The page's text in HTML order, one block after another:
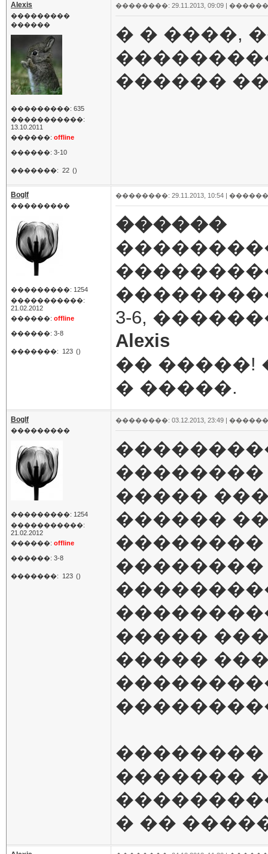
Alexis
���������
������
���������: 635
�����������:
13.10.2011
������: offline
������: 3-10
�������: 22 ()
��������: 29.11.2013, 09:09 |
� � ����,
������
Boglf
���������
���������: 1254
�����������:
21.02.2012
������: offline
������: 3-8
�������: 123 ()
��������: 29.11.2013, 10:54 |
������
3-6,
Alexis
�� �����!
� �����.
Boglf
���������
���������: 1254
�����������:
21.02.2012
������: offline
������: 3-8
�������: 123 ()
��������: 03.12.2013, 23:49 |
�����
������
��������
��������
�����
�����
��������
�������
� ��